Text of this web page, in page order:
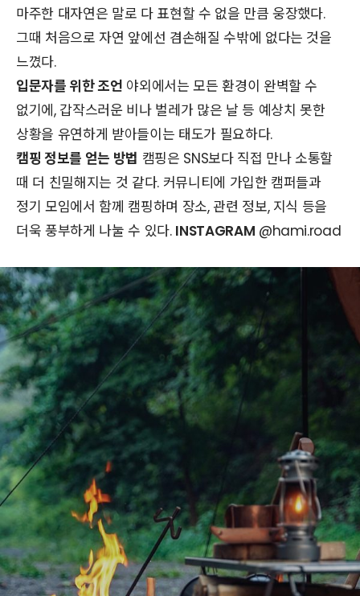
마주한 대자연은 말로 다 표현할 수 없을 만큼 웅장했다.
그때 처음으로 자연 앞에선 겸손해질 수밖에 없다는 것을
느꼈다.
입문자를 위한 조언 야외에서는 모든 환경이 완벽할 수
없기에, 갑작스러운 비나 벌레가 많은 날 등 예상치 못한
상황을 유연하게 받아들이는 태도가 필요하다.
캠핑 정보를 얻는 방법 캠핑은 SNS보다 직접 만나 소통할
때 더 친밀해지는 것 같다. 커뮤니티에 가입한 캠퍼들과
정기 모임에서 함께 캠핑하며 장소, 관련 정보, 지식 등을
더욱 풍부하게 나눌 수 있다. INSTAGRAM @hami.road